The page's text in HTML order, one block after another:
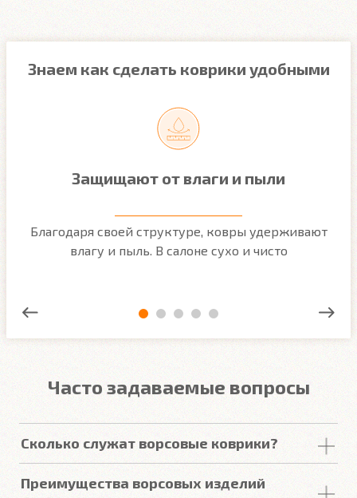
Знаем как сделать коврики удобными
Защищают от влаги и пыли
Благодаря своей структуре, ковры удерживают
влагу и пыль. В салоне сухо и чисто
Часто задаваемые вопросы
Сколько служат ворсовые коврики?
составляет от 2 до 5лет. У некоторых наших
Преимущества ворсовых изделий